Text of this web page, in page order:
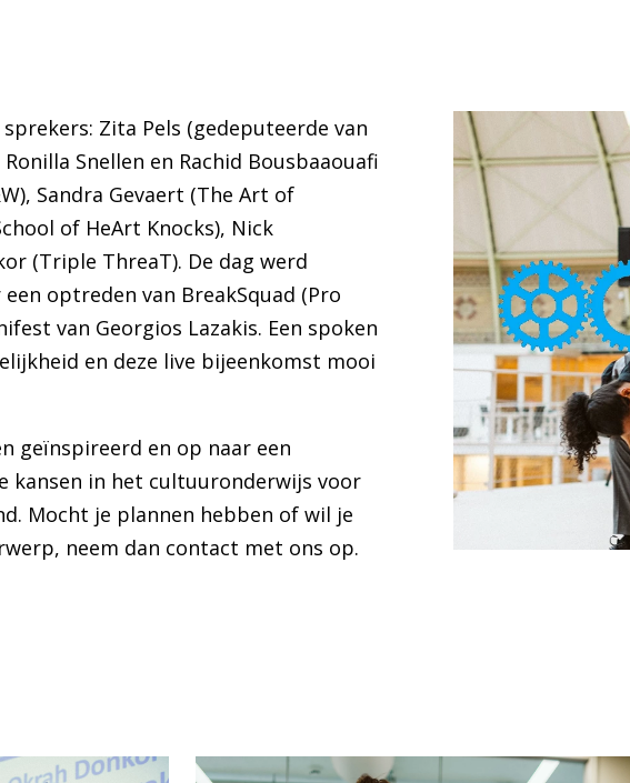
Zita Pels (gedeputeerde van
Snellen en Rachid Bousbaaouafi
Sandra Gevaert (The Art of
of HeArt Knocks), Nick
(Triple ThreaT). De dag werd
optreden van BreakSquad (Pro
van Georgios Lazakis. Een spoken
en deze live bijeenkomst mooi
geïnspireerd en op naar een
kansen in het cultuuronderwijs voor
Mocht je plannen hebben of wil je
neem dan contact met ons op.